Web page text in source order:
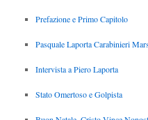
Prefazione e Primo Capitolo
Pasquale Laporta Carabinieri
Intervista a Piero Laporta
Stato Omertoso e Golpista